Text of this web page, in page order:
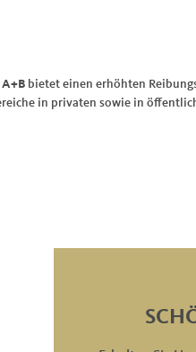
A+Bbietet einen erhöhten
in privaten sowie in